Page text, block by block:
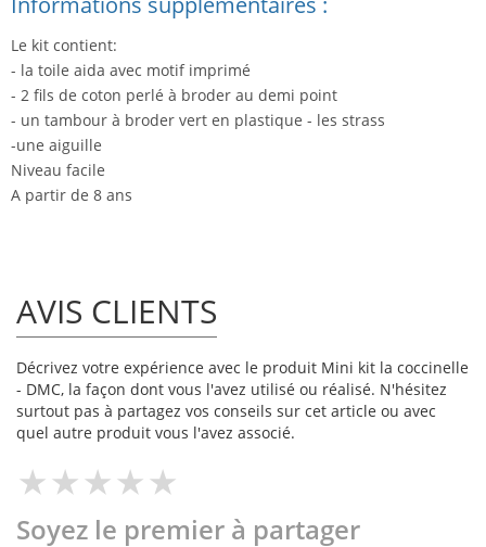
Le kit contient:
- la toile aida avec motif imprimé
- 2 fils de coton perlé à broder au demi point
- un tambour à broder vert en plastique - les strass
-une aiguille
Niveau facile
A partir de 8 ans
AVIS CLIENTS
Décrivez votre expérience avec le produit Mini kit la coccinelle
- DMC, la façon dont vous l'avez utilisé ou réalisé. N'hésitez
surtout pas à partagez vos conseils sur cet article ou avec
quel autre produit vous l'avez associé.
Soyez le premier à partager